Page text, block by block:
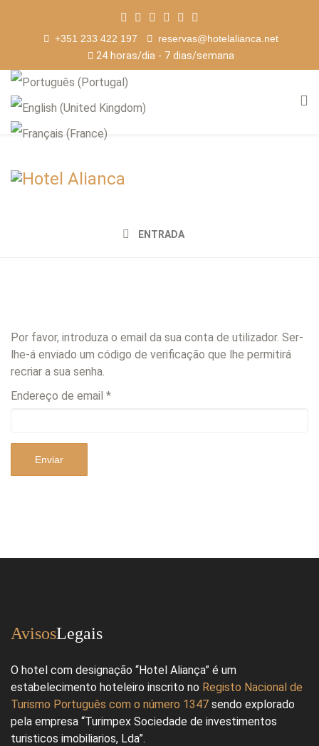
+351 233 422 197
reservas@hotelalianca.net
24 horas/dia - 7 dias/semana
ENTRADA
Por favor, introduza o email da sua conta de utilizador. Ser-
lhe-á enviado um código de verificação que lhe permitirá
recriar a sua senha.
Endereço de email *
Enviar
AvisosLegais
O hotel com designação “Hotel Aliança” é um
estabelecimento hoteleiro inscrito no Registo Nacional de
Turismo Português com o número 1347 sendo explorado
pela empresa “Turimpex Sociedade de investimentos
turisticos imobiliarios, Lda”.